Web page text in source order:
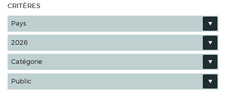
CRITÈRES
Pays
2026
Catégorie
Public